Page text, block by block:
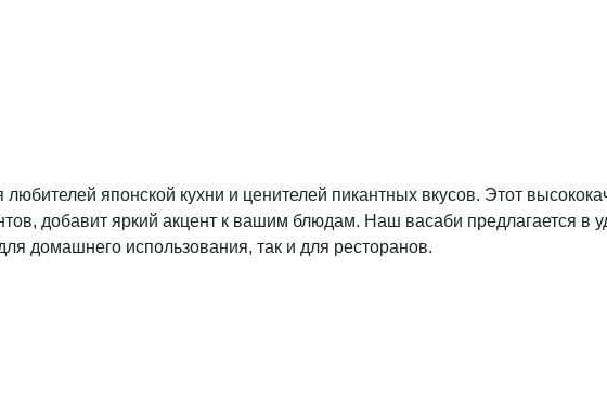
японской кухни и ценителей пикантных вкусов. Этот
добавит яркий акцент к вашим блюдам. Наш васаби предлагается в
домашнего использования, так и для ресторанов.